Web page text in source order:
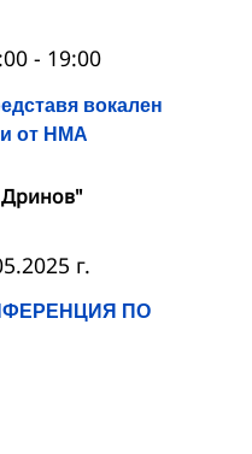
вокален
от НМА
- 19:00
ПО
г.